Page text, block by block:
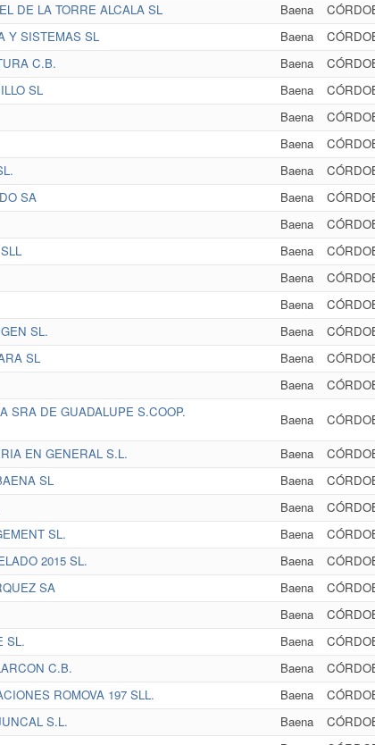
DE LA TORRE ALCALA SL
Baena
Y SISTEMAS SL
Baena
C.B.
Baena
SL
Baena
Baena
Baena
Baena
SA
Baena
Baena
Baena
Baena
Baena
SL.
Baena
SL
Baena
Baena
SRA DE GUADALUPE S.COOP.
Baena
EN GENERAL S.L.
Baena
SL
Baena
Baena
SL.
Baena
2015 SL.
Baena
SA
Baena
Baena
SL.
Baena
C.B.
Baena
ROMOVA 197 SLL.
Baena
S.L.
Baena